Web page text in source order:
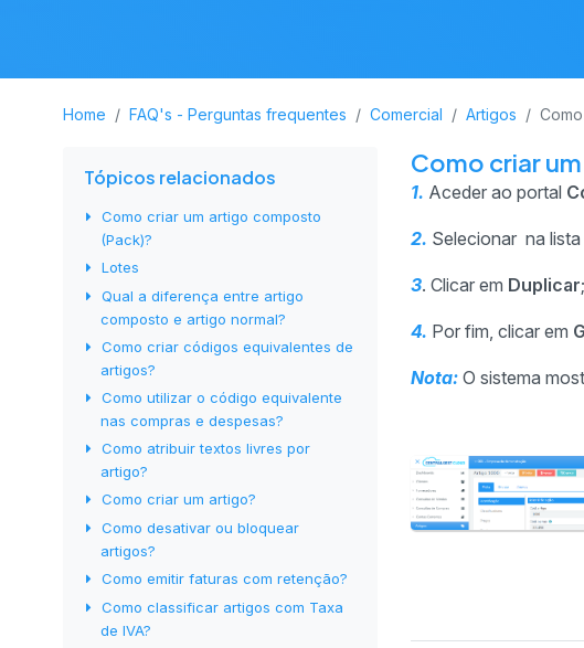
Home FAQ's - Perguntas frequentes Comercial Artigos
Tópicos relacionados
Como criar um artigo composto
(Pack)?
Lotes
Qual a diferença entre artigo
composto e artigo normal?
Como criar códigos equivalentes de
artigos?
Como utilizar o código equivalente
nas compras e despesas?
Como atribuir textos livres por
artigo?
Como criar um artigo?
Como desativar ou bloquear
artigos?
Como emitir faturas com retenção?
Como classificar artigos com Taxa
de IVA?
Como criar
1. Aceder ao portal
2. Selecionar na
3. Clicar em Duplicar;
4. Por fim, clicar em
Nota: O sistema